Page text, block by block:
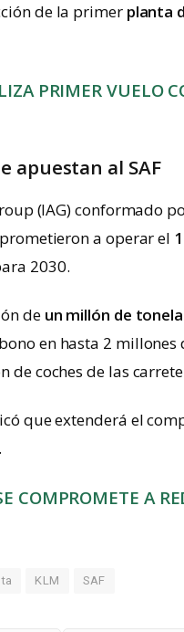
de la primer planta
PRIMER VUELO
apuestan al SAF
(IAG) conformado
a operar el
2030.
de un millón de
en hasta 2 millones
coches de las
que extenderá el
COMPROMETE A
KLM SAF